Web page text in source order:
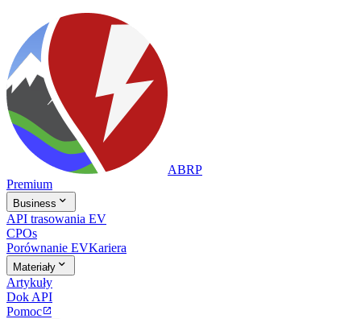
ABRP
Premium
Business 
API trasowania EV
CPOs
Porównanie EVKariera
Materiały 
Artykuły
Dok API
Pomoc